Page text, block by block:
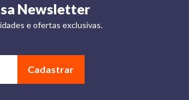
Newsletter
e ofertas exclusivas.
Cadastrar